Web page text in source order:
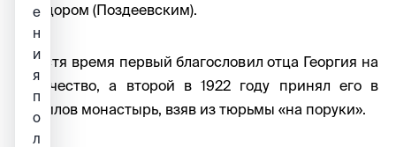
Феодором (Поздеевским).
Спустя время первый благословил отца Георгия на
старчество, а второй в 1922 году принял его в
Данилов монастырь, взяв из тюрьмы «на поруки».
е
н
и
я
п
о
л